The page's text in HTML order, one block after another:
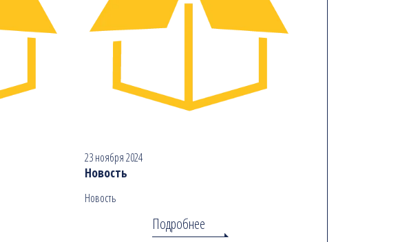
23 ноября 2024
Новость
Новость
Подробнее